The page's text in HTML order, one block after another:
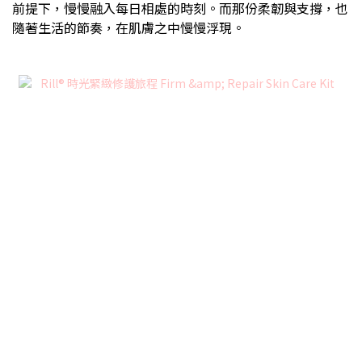
前提下，慢慢融入每日相處的時刻。而那份柔韌與支撐，也
隨著生活的節奏，在肌膚之中慢慢浮現。